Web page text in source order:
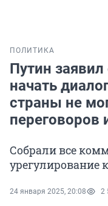
ПОЛИТИКА
Путин
начать
страны не
переговоров
Собрали все
урегулирование
24 января 2025, 20:08 2